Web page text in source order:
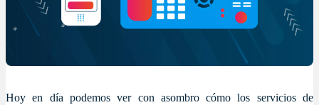
Hoy en día podemos ver con asombro cómo los servicios de